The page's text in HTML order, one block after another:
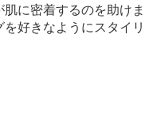
に密着するのを助けま
好きなようにスタイリ